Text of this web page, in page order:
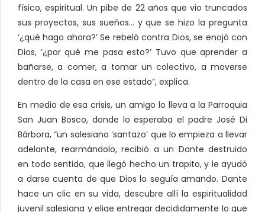
físico, espiritual. Un pibe de 22 años que vio truncados
sus proyectos, sus sueños… y que se hizo la pregunta
‘¿qué hago ahora?’ Se rebeló contra Dios, se enojó con
Dios, ‘¿por qué me pasa esto?’ Tuvo que aprender a
bañarse, a comer, a tomar un colectivo, a moverse
dentro de la casa en ese estado”, explica.
En medio de esa crisis, un amigo lo lleva a la Parroquia
San Juan Bosco, donde lo esperaba el padre José Di
Bárbora, “un salesiano ‘santazo’ que lo empieza a llevar
adelante, rearmándolo, recibió a un Dante destruido
en todo sentido, que llegó hecho un trapito, y le ayudó
a darse cuenta de que Dios lo seguía amando. Dante
hace un clic en su vida, descubre allí la espiritualidad
juvenil salesiana y elige entregar decididamente lo que